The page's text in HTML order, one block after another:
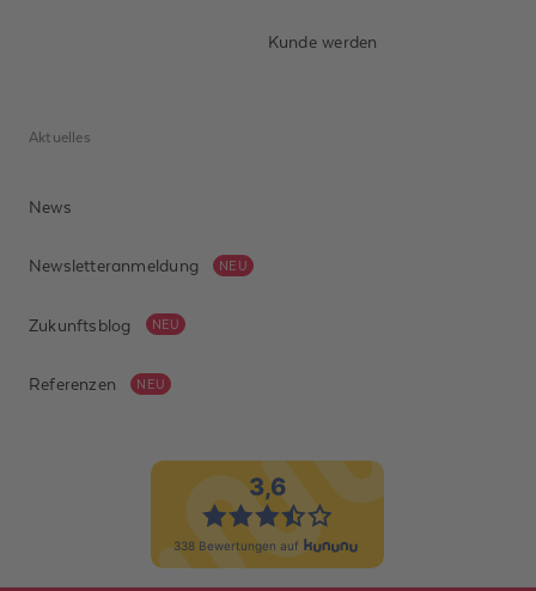
Kunde werden
Aktuelles
News
Newsletteranmeldung NEU
Zukunftsblog NEU
Referenzen NEU